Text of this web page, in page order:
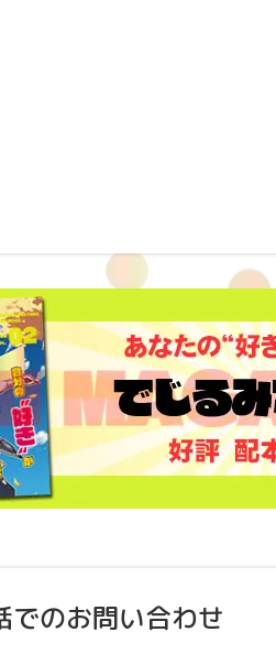
でのお問い合わせ